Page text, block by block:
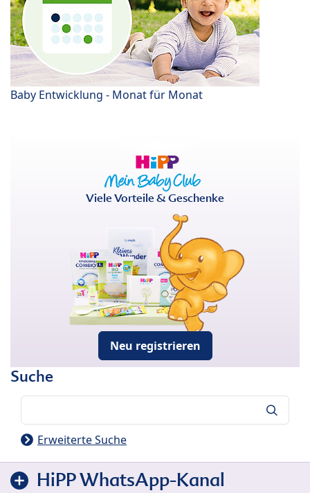
Baby Entwicklung - Monat für Monat
Viele Vorteile & Geschenke
Neu registrieren
Suche
Erweiterte Suche
HiPP WhatsApp-Kanal